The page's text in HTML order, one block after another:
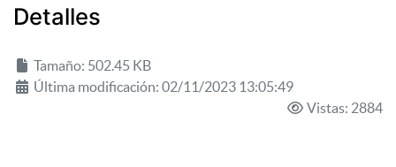
Detalles
Tamaño: 502.45 KB
Última modificación: 02/11/2023 13:05:49
Vistas: 2884